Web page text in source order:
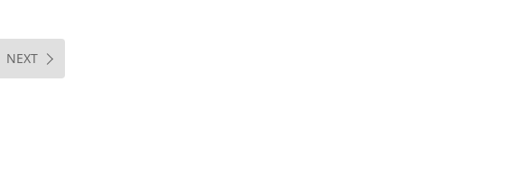
NEXT